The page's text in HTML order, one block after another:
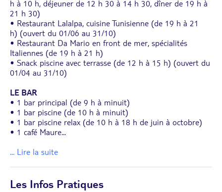
h à 10 h, déjeuner de 12 h 30 à 14 h 30, dîner de 19 h à
21 h 30)
• Restaurant Lalalpa, cuisine Tunisienne (de 19 h à 21
h) (ouvert du 01/06 au 31/10)
• Restaurant Da Mario en front de mer, spécialités
Italiennes (de 19 h à 21 h)
• Snack piscine avec terrasse (de 12 h à 15 h) (ouvert du
01/04 au 31/10)
LE BAR
• 1 bar principal (de 9 h à minuit)
• 1 bar piscine (de 10 h à minuit)
• 1 bar piscine relax (de 10 h à 18 h de juin à octobre)
• 1 café Maure...
... Lire la suite
Les Infos Pratiques